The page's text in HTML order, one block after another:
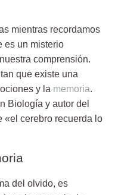
mientras recordamos
es un misterio
comprensión.
que existe una
y la memoria.
Biología y autor del
«el cerebro recuerda lo
del olvido, es